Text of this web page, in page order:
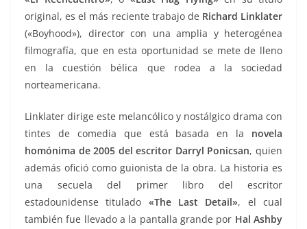
original, es el más reciente trabajo de Richard Linklater
(«Boyhood»), director con una amplia y heterogénea
filmografía, que en esta oportunidad se mete de lleno
en la cuestión bélica que rodea a la sociedad
norteamericana.
Linklater dirige este melancólico y nostálgico drama con
tintes de comedia que está basada en la novela
homónima de 2005 del escritor Darryl Ponicsan, quien
además ofició como guionista de la obra. La historia es
una secuela del primer libro del escritor
estadounidense titulado «The Last Detail», el cual
también fue llevado a la pantalla grande por Hal Ashby